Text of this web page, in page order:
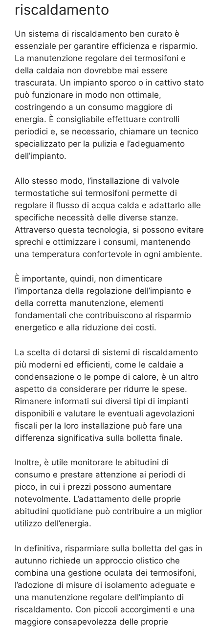
riscaldamento
Un sistema di riscaldamento ben curato è
essenziale per garantire efficienza e risparmio.
La manutenzione regolare dei termosifoni e
della caldaia non dovrebbe mai essere
trascurata. Un impianto sporco o in cattivo stato
può funzionare in modo non ottimale,
costringendo a un consumo maggiore di
energia. È consigliabile effettuare controlli
periodici e, se necessario, chiamare un tecnico
specializzato per la pulizia e l’adeguamento
dell’impianto.
Allo stesso modo, l’installazione di valvole
termostatiche sui termosifoni permette di
regolare il flusso di acqua calda e adattarlo alle
specifiche necessità delle diverse stanze.
Attraverso questa tecnologia, si possono evitare
sprechi e ottimizzare i consumi, mantenendo
una temperatura confortevole in ogni ambiente.
È importante, quindi, non dimenticare
l’importanza della regolazione dell’impianto e
della corretta manutenzione, elementi
fondamentali che contribuiscono al risparmio
energetico e alla riduzione dei costi.
La scelta di dotarsi di sistemi di riscaldamento
più moderni ed efficienti, come le caldaie a
condensazione o le pompe di calore, è un altro
aspetto da considerare per ridurre le spese.
Rimanere informati sui diversi tipi di impianti
disponibili e valutare le eventuali agevolazioni
fiscali per la loro installazione può fare una
differenza significativa sulla bolletta finale.
Inoltre, è utile monitorare le abitudini di
consumo e prestare attenzione ai periodi di
picco, in cui i prezzi possono aumentare
notevolmente. L’adattamento delle proprie
abitudini quotidiane può contribuire a un miglior
utilizzo dell’energia.
In definitiva, risparmiare sulla bolletta del gas in
autunno richiede un approccio olistico che
combina una gestione oculata dei termosifoni,
l’adozione di misure di isolamento adeguate e
una manutenzione regolare dell’impianto di
riscaldamento. Con piccoli accorgimenti e una
maggiore consapevolezza delle proprie